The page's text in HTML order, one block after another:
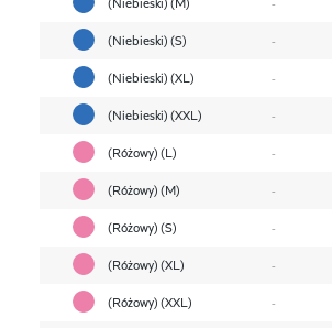
(Niebieski) (S)
-
(Niebieski) (XL)
-
(Niebieski) (XXL)
-
(Różowy) (L)
-
(Różowy) (M)
-
(Różowy) (S)
-
(Różowy) (XL)
-
(Różowy) (XXL)
-